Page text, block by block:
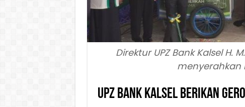
Direktur UPZ Bank Kalsel H.
UPZ Bank Kalsel Berikan